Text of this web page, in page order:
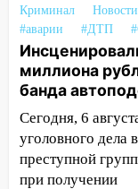
принесет
отличные
ошибки
23:20
20:04
Криминал Новости
#аварии
#ДТП
миллиона
банда
Сегодня, 6
уголовного дела
преступной
при получении